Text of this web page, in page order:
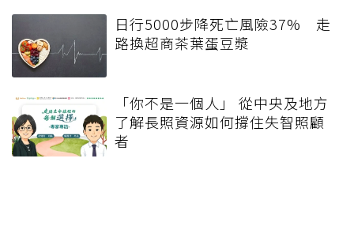
日行5000步降死亡風險37% 走
路換超商茶葉蛋豆漿
「你不是一個人」 從中央及地方
了解長照資源如何撐住失智照顧
者